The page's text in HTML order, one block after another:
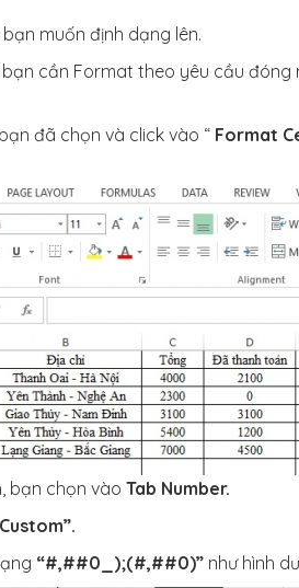
muốn định dạng lên.
cần Format theo yêu cầu
đã chọn và click vào “ Format
bạn chọn vào Tab Number.
“#,##0_);(#,##0)” như hình